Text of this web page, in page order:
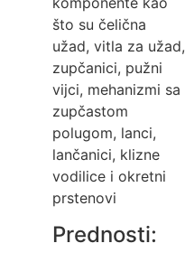
što su čelična
užad, vitla za užad,
zupčanici, pužni
vijci, mehanizmi sa
zupčastom
polugom, lanci,
lančanici, klizne
vodilice i okretni
prstenovi
Prednosti: